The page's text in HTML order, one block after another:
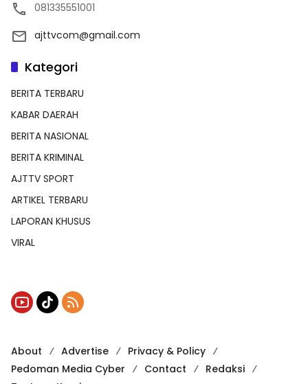
081335551001
ajttvcom@gmail.com
Kategori
BERITA TERBARU
KABAR DAERAH
BERITA NASIONAL
BERITA KRIMINAL
AJTTV SPORT
ARTIKEL TERBARU
LAPORAN KHUSUS
VIRAL
About Advertise
Privacy & Policy
Pedoman Media Cyber
Contact
Redaksi